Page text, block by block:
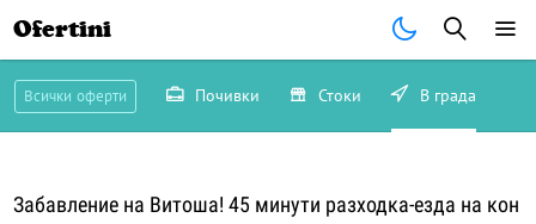
Ofertini
Всички оферти Почивки Стоки В града
Забавление на Витоша! 45 минути разходка-езда на кон